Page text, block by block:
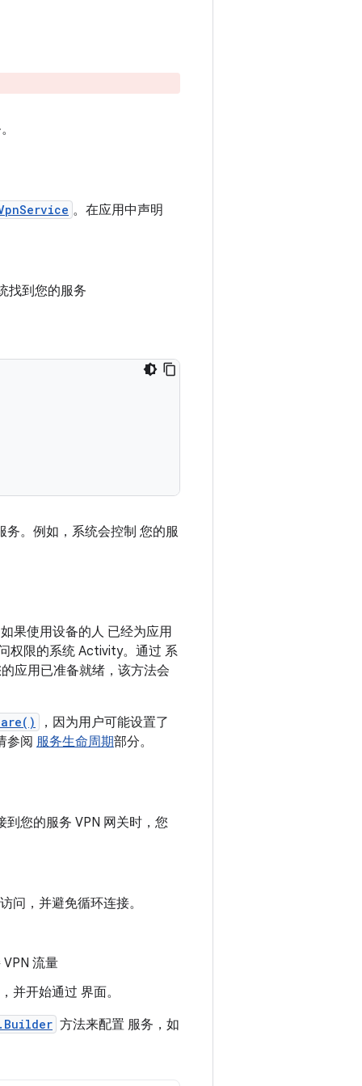
。在应用中声明
找到您的服务
。例如，系统会控制 您的服
果使用设备的人 已经为应用
权限的系统 Activity。通过 系
应用已准备就绪，该方法会
，因为用户可能设置了
参阅 服务生命周期部分。
您的服务 VPN 网关时，您
问，并避免循环连接。
流量
并开始通过 界面。
方法来配置 服务，如